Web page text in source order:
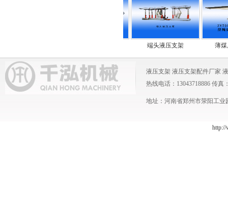
端头液压支架 薄煤层
液压支架 液压支架配件厂家
热线电话：13043718886 传真
地址：河南省郑州市荥阳工业
http://